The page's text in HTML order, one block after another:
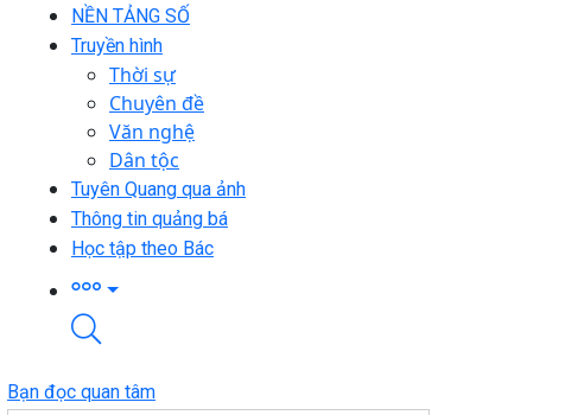
NỀN TẢNG SỐ
Truyền hình
Thời sự
Chuyên đề
Văn nghệ
Dân tộc
Tuyên Quang qua ảnh
Thông tin quảng bá
Học tập theo Bác
Bạn đọc quan tâm